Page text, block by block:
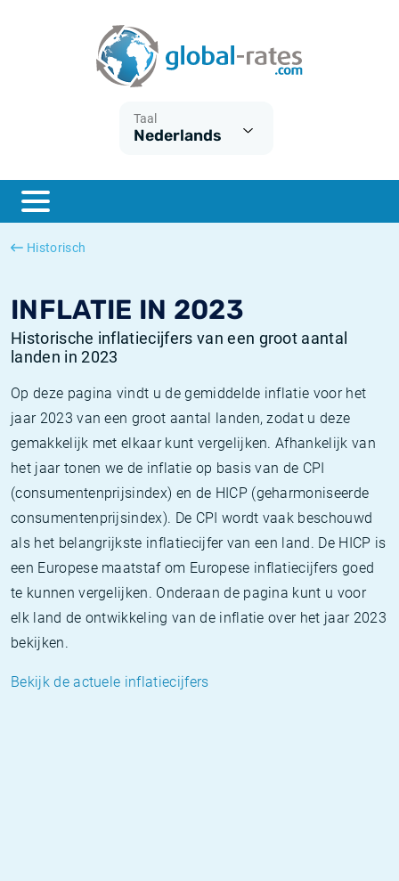
Taal
Nederlands
Historisch
INFLATIE IN 2023
Historische inflatiecijfers van een groot aantal
landen in 2023
Op deze pagina vindt u de gemiddelde inflatie voor het
jaar 2023 van een groot aantal landen, zodat u deze
gemakkelijk met elkaar kunt vergelijken. Afhankelijk van
het jaar tonen we de inflatie op basis van de CPI
(consumentenprijsindex) en de HICP (geharmoniseerde
consumentenprijsindex). De CPI wordt vaak beschouwd
als het belangrijkste inflatiecijfer van een land. De HICP is
een Europese maatstaf om Europese inflatiecijfers goed
te kunnen vergelijken. Onderaan de pagina kunt u voor
elk land de ontwikkeling van de inflatie over het jaar 2023
bekijken.
Bekijk de actuele inflatiecijfers
ESTER
SONIA
Wat is CPI inflatie?
Wat is HICP inflatie?
Nederlandse inflatie - CPI
Amerikaanse inflatie - CPI
Euribor historie
SOFR historie
TONAR historie
Inflatiecalculator